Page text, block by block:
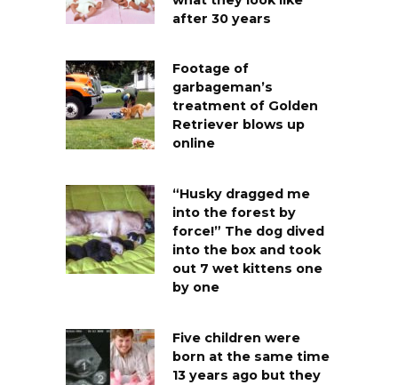
after 30 years
Footage of
garbageman’s
treatment of Golden
Retriever blows up
online
“Husky dragged me
into the forest by
force!” The dog dived
into the box and took
out 7 wet kittens one
by one
Five children were
born at the same time
13 years ago but they